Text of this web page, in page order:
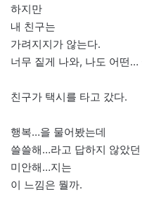
하지만
내 친구는
가려지지가 않는다.
너무 짙게 나와, 나도 어떤
친구가 택시를 타고 갔다.
행복…을 물어봤는데
쓸쓸해…라고 답하지 않았던
미안해…지는
이 느낌은 뭘까.